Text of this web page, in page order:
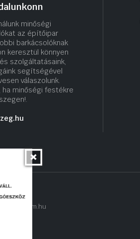
minőségi
az építőipar
barkácsolóknak
keresztül könnyen
szolgáltatásaink,
segítségével
válaszolunk.
ha minőségi festékre